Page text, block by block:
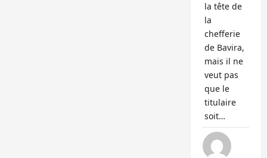
la tête de
la
chefferie
de Bavira,
mais il ne
veut pas
que le
titulaire
soit…